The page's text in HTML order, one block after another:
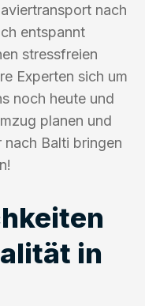
nach
entspannt
stressfreien
Experten sich um
noch heute und
planen und
nach Balti bringen
in